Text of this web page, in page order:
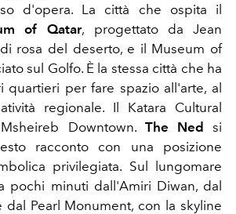
d'opera. La città che ospita il
of Qatar,
progettato da Jean
rosa del deserto, e il Museum of
sul Golfo. È la stessa città che ha
quartieri per fare spazio all'arte, al
regionale. Il Katara Cultural
Downtown. The Ned si
racconto con una posizione
privilegiata. Sul lungomare
pochi minuti dall'Amiri Diwan, dal
Pearl Monument, con la skyline